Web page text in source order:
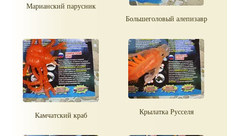
Марианский парусник
Большеголовый алепизавр
Камчатский краб Крылатка Русселя